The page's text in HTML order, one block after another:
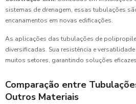
sistemas de drenagem, essas tubulações
encanamentos em novas edificações.
As aplicações das tubulações de
diversificadas. Sua resistência e
muitos setores, garantindo soluções
Comparação entre
Outros Materiais